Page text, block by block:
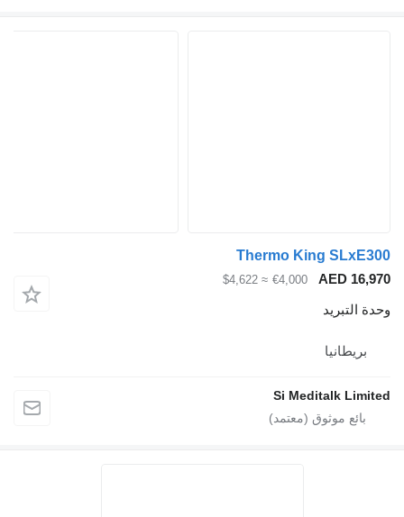
Thermo King
AED
€4,000
≈ $4,622
Si Meditalk